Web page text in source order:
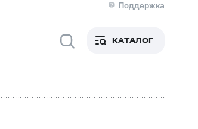
Поддержка
Медиа-центр
акций
КАТАЛОГ